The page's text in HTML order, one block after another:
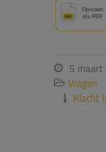
 5
 Vragen
 Klacht